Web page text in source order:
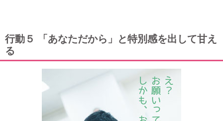
行動５ 「あなただから」と特別感を出して甘え
る